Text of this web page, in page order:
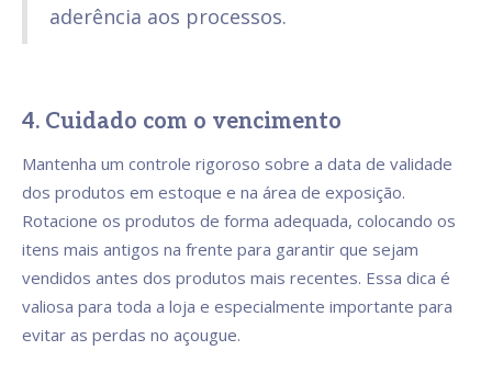
aderência aos processos.
4. Cuidado com o vencimento
Mantenha um controle rigoroso sobre a data de validade
dos produtos em estoque e na área de exposição.
Rotacione os produtos de forma adequada, colocando os
itens mais antigos na frente para garantir que sejam
vendidos antes dos produtos mais recentes. Essa dica é
valiosa para toda a loja e especialmente importante para
evitar as perdas no açougue.